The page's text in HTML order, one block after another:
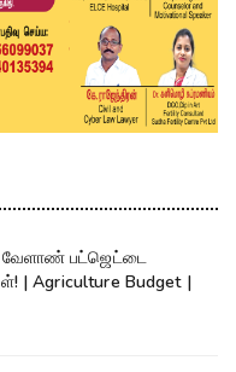
வேளாண் பட்ஜெட்டை
| Agriculture Budget |